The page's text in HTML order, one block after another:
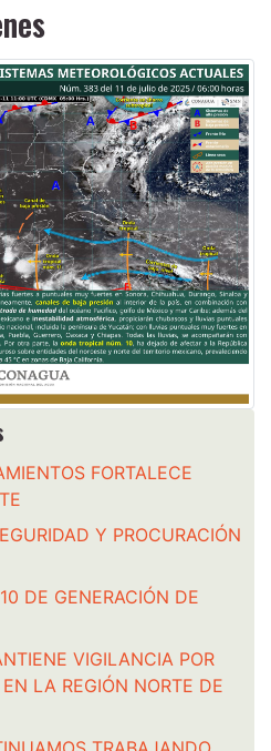
FORTALECE
Y PROCURACIÓN
DE GENERACIÓN DE
VIGILANCIA POR
LA REGIÓN NORTE DE